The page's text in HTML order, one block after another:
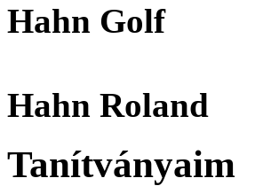
Hahn Golf
Hahn Roland
Tanítványaim